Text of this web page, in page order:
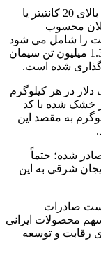
صادرات کلان ایران به کویت یعنی محموله‌های بالای 20 کانتیتر یا
محسوب
کویت را شامل می شود
که بزرگترین محموله صادراتی ایران به کویت 1.3 میلیون تن سیمان
دلار در هر کیلوگرم
از فروش 900 تن انگور خشک شده با کد
دلار در هر کیلوگرم به مقصد این
شده؛ حتماً
شرقی به این
صادرات
محصولات ایرانی
رقابت و توسعه